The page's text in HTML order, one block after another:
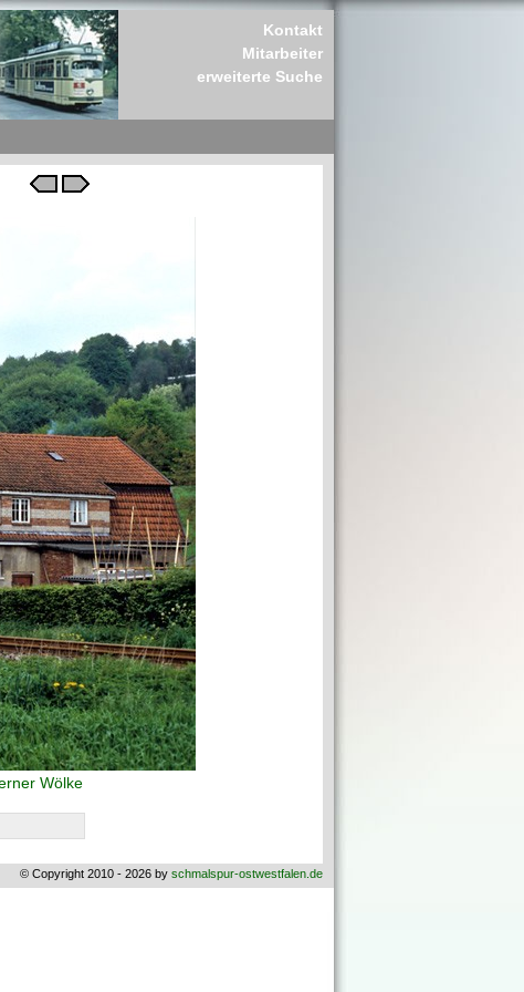
Kontakt
Mitarbeiter
erweiterte Suche
Wölke
© Copyright 2010 - 2026 by schmalspur-ostwestfalen.de